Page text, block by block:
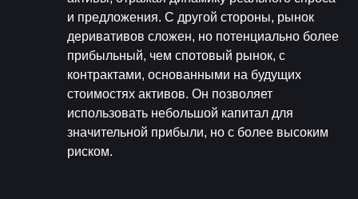
и предложения. С другой стороны, рынок
деривативов сложен, но потенциально более
прибыльный, чем спотовый рынок, с
контрактами, основанными на будущих
стоимостях активов. Он позволяет
использовать небольшой капитал для
значительной прибыли, но с более высоким
риском.